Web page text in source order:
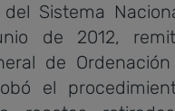
Sistema
de 2012,
de
el